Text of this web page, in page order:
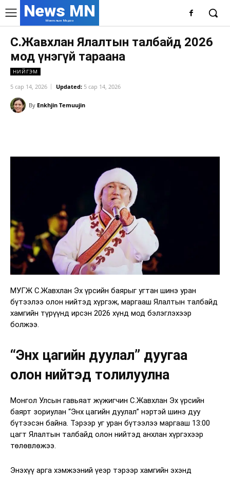
News MN
Монголын Мэдээ
С.Жавхлан Ялалтын талбайд 2026
мод үнэгүй тараана
НИЙГЭМ
5 сар 14, 2026 Updated: 5 сар 14, 2026
By Enkhjin Temuujin
МУГЖ С.Жавхлан Эх үрсийн баярыг угтан шинэ уран
бүтээлээ олон нийтэд хүргэж, маргааш Ялалтын талбайд
хамгийн түрүүнд ирсэн 2026 хүнд мод бэлэглэхээр
болжээ.
“Энх цагийн дуулал” дуугаа
олон нийтэд толилуулна
Монгол Улсын гавьяат жүжигчин С.Жавхлан Эх үрсийн
баярт зориулан “Энх цагийн дуулал” нэртэй шинэ дуу
бүтээсэн байна. Тэрээр уг уран бүтээлээ маргааш 13:00
цагт Ялалтын талбайд олон нийтэд анхлан хүргэхээр
төлөвлөжээ.
Энэхүү арга хэмжээний үеэр тэрээр хамгийн эхэнд